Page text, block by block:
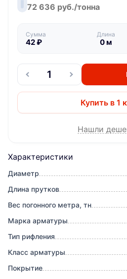
Характеристики
Диаметр
Длина прутков
Вес погонного метра, тн
Марка арматуры
Тип рифления
Класс арматуры
Покрытие
72 636 руб./тонна
Сумма
42₽
Длина
0м
Купить в 1
Нашли